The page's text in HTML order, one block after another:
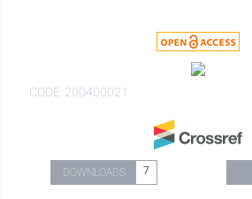
CODE: 200400021
DOWNLOADS 7